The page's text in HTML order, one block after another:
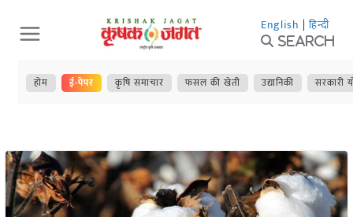
Skip
to
content
English | हिन्दी
Search
होम ई-पेपर कृषि समाचार फसल की खेती उद्यानिकी सरकारी